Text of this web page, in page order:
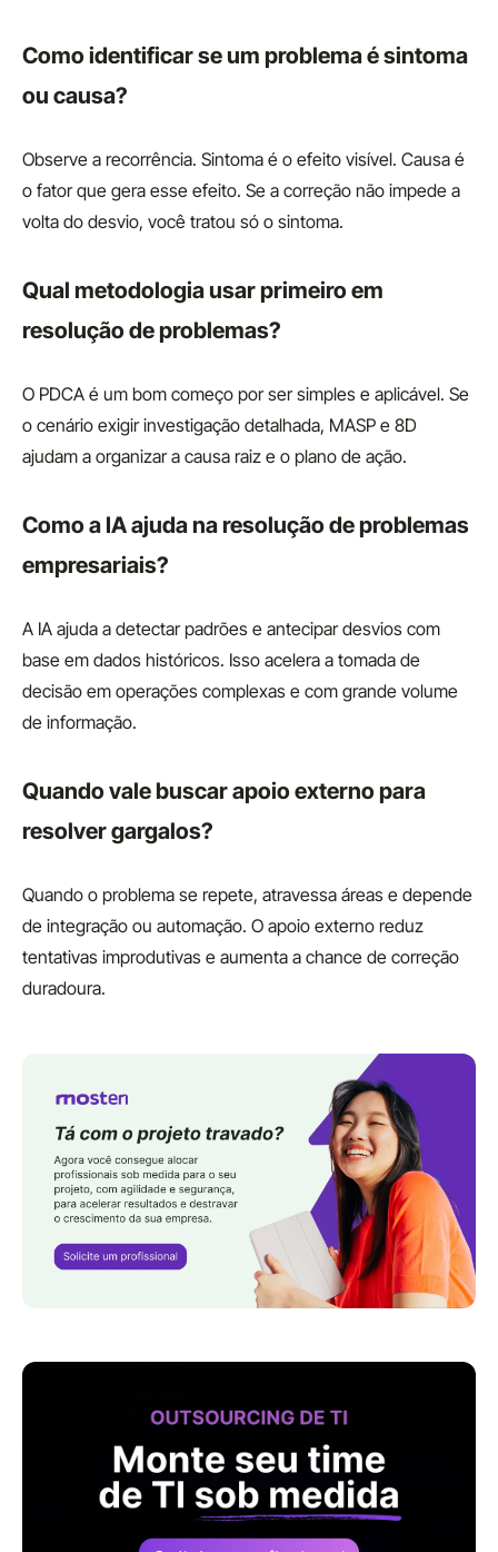
Como identificar se um problema é sintoma
ou causa?
Observe a recorrência. Sintoma é o efeito visível. Causa é
o fator que gera esse efeito. Se a correção não impede a
volta do desvio, você tratou só o sintoma.
Qual metodologia usar primeiro em
resolução de problemas?
O PDCA é um bom começo por ser simples e aplicável. Se
o cenário exigir investigação detalhada, MASP e 8D
ajudam a organizar a causa raiz e o plano de ação.
Como a IA ajuda na resolução de problemas
empresariais?
A IA ajuda a detectar padrões e antecipar desvios com
base em dados históricos. Isso acelera a tomada de
decisão em operações complexas e com grande volume
de informação.
Quando vale buscar apoio externo para
resolver gargalos?
Quando o problema se repete, atravessa áreas e depende
de integração ou automação. O apoio externo reduz
tentativas improdutivas e aumenta a chance de correção
duradoura.